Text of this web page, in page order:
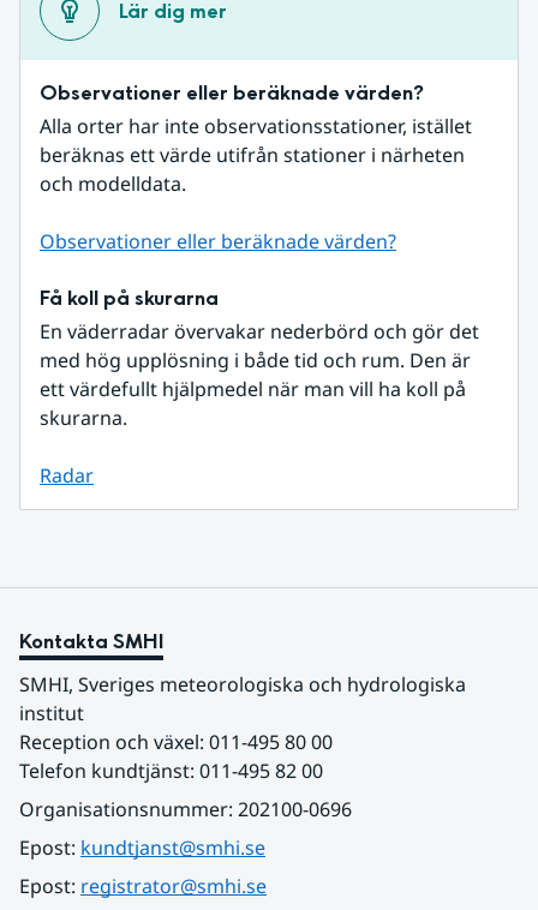
Lär dig mer
Observationer eller beräknade värden?
Alla orter har inte observationsstationer, istället
beräknas ett värde utifrån stationer i närheten
och modelldata.
Observationer eller beräknade värden?
Få koll på skurarna
En väderradar övervakar nederbörd och gör det
med hög upplösning i både tid och rum. Den är
ett värdefullt hjälpmedel när man vill ha koll på
skurarna.
Radar
Kontakta SMHI
SMHI, Sveriges meteorologiska och hydrologiska
institut
Reception och växel: 011-495 80 00
Telefon kundtjänst: 011-495 82 00
Organisationsnummer: 202100-0696
Epost: kundtjanst@smhi.se
Epost: registrator@smhi.se